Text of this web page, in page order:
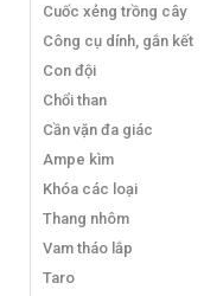
Cuốc xẻng trồng cây
Công cụ dính, gắn kết
Con đội
Chổi than
Cần vặn đa giác
Ampe kìm
Khóa các loại
Thang nhôm
Vam tháo lắp
Taro